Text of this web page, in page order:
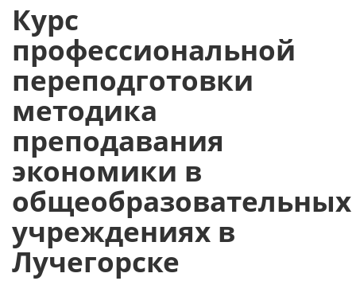
Курс
профессиональной
переподготовки
методика
преподавания
экономики в
общеобразовательных
учреждениях в
Лучегорске